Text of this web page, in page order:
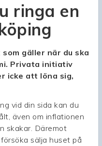
ringa en
gäller när du ska
Privata initiativ
icke att löna sig,
vid din sida kan du
även om inflationen
skakar. Däremot
sälja huset på